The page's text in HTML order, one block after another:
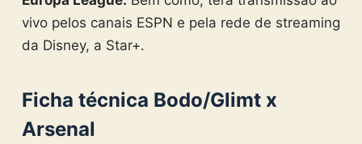
vivo pelos canais ESPN e pela rede de streaming
da Disney, a Star+.
Ficha técnica Bodo/Glimt x
Arsenal